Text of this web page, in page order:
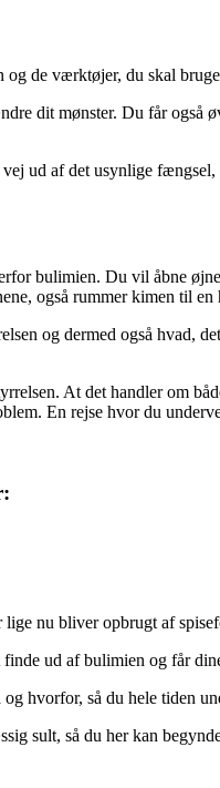
de værktøjer, du skal
dit mønster. Du får
ud af det usynlige
bulimien. Du vil åbne
også rummer kimen til
og dermed også hvad,
At det handler om
En rejse hvor du
nu bliver opbrugt af
finde ud af bulimien og får
hvorfor, så du hele tiden
sult, så du her kan